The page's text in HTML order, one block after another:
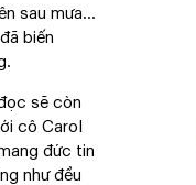
sau mưa...
biến
sẽ còn
cô Carol
đức tin
như đều